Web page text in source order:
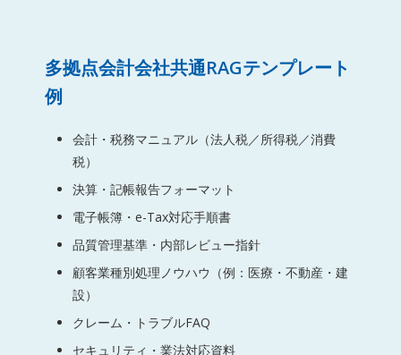
多拠点会計会社共通RAGテンプレート
例
会計・税務マニュアル（法人税／所得税／消費
税）
決算・記帳報告フォーマット
電子帳簿・e-Tax対応手順書
品質管理基準・内部レビュー指針
顧客業種別処理ノウハウ（例：医療・不動産・建
設）
クレーム・トラブルFAQ
セキュリティ・業法対応資料